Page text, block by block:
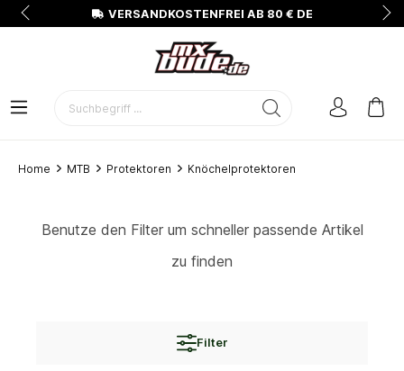
VERSANDKOSTENFREI AB 80 € DE
Home MTB Protektoren Knöchelprotektoren
Benutze den Filter um schneller passende Artikel
zu finden
Filter